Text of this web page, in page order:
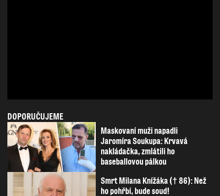
DOPORUČUJEME
Maskovaní muži napadli
Jaromíra Soukupa: Krvavá
nakládačka, zmlátili ho
baseballovou pálkou
Smrt Milana Knížáka († 86): Než
ho pohřbí, bude soud!